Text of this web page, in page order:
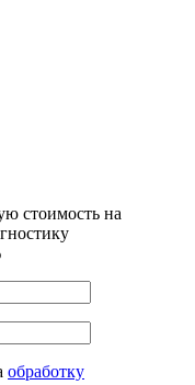
стоимость на
обработку